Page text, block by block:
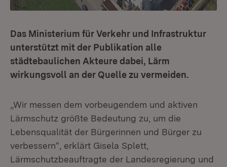
Das Ministerium für Verkehr und Infrastruktur
unterstützt mit der Publikation alle
städtebaulichen Akteure dabei, Lärm
wirkungsvoll an der Quelle zu vermeiden.
„Wir messen dem vorbeugendem und aktiven
Lärmschutz größte Bedeutung zu, um die
Lebensqualität der Bürgerinnen und Bürger zu
verbessern“, erklärt Gisela Splett,
Lärmschutzbeauftragte der Landesregierung und